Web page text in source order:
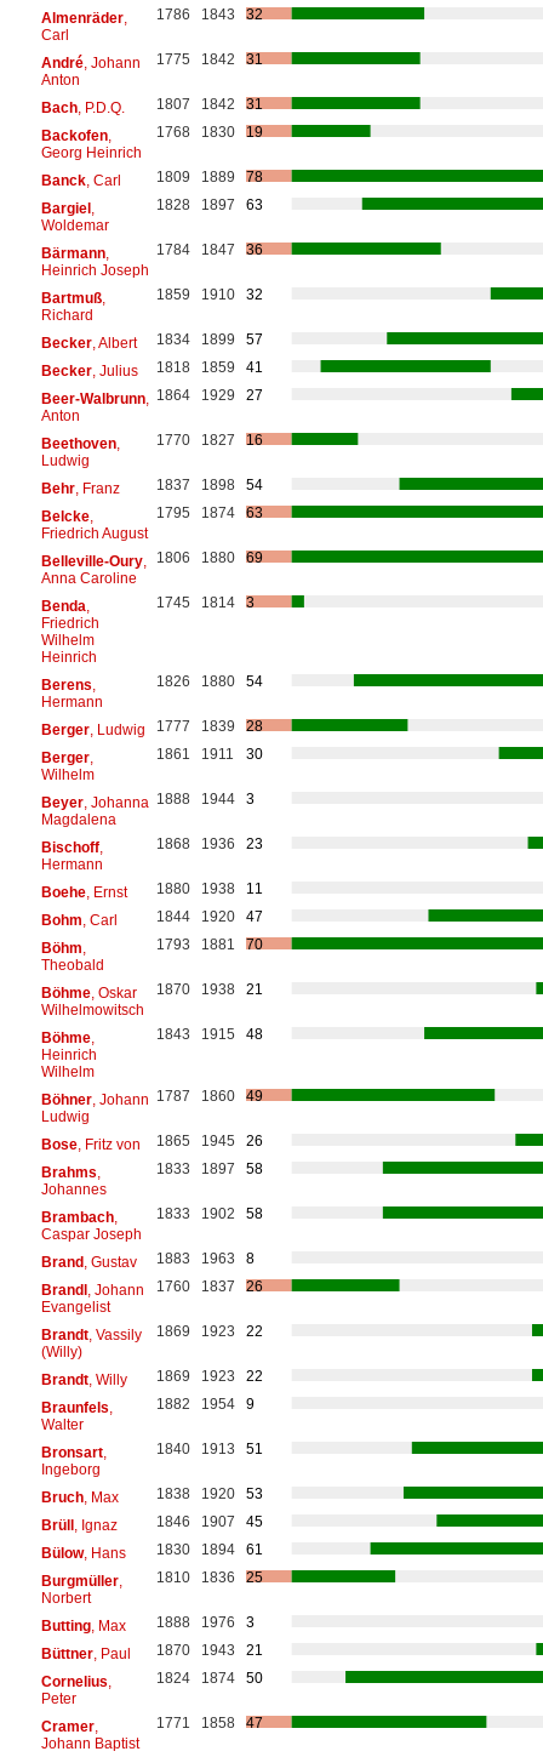
Almenräder,
Carl
1786 1843 32
André, Johann
Anton
1775 1842 31
Bach, P.D.Q. 1807 1842
31
Backofen,
Georg Heinrich
1768 1830 19
Banck, Carl 1809 1889
78
Bargiel,
Woldemar
1828 1897 63
Bärmann,
Heinrich Joseph
1784 1847 36
Bartmuß,
Richard
1859 1910 32
Becker, Albert 1834 1899
57
Becker, Julius 1818 1859
41
Beer-Walbrunn,
Anton
1864 1929 27
Beethoven,
Ludwig
1770 1827 16
Behr, Franz 1837 1898
54
Belcke,
Friedrich August
1795 1874 63
Belleville-Oury,
Anna Caroline
1806 1880 69
Benda
Friedrich
Wilhelm
Heinrich
1745 1814 3
Berens
Hermann
1826 1880 54
Berger, Ludwig 1777 1839
28
Berger,
Wilhelm
1861 1911 30
Beyer, Johanna
Magdalena
1888 1944 3
Bischoff,
Hermann
1868 1936 23
Boehe, Ernst 1880 1938
11
Bohm , Carl 1844 1920
47
Böhm
Theobald
1793 1881 70
Böhme, Oskar
Wilhelmowitsch
1870 1938 21
Böhme,
Heinrich
Wilhelm
1843 1915 48
Böhner, Johann
Ludwig
1787 1860 49
Bose, Fritz von 1865 1945
26
Brahms
Johannes
1833 1897 58
Brambach,
Caspar Joseph
1833 1902 58
Brand, Gustav 1883 1963
8
Brandl, Johann
Evangelist
1760 1837 26
Brandt, Vassily
(Willy)
1869 1923 22
Brandt, Willy 1869 1923
22
Braunfels
Walter
1882 1954 9
Bronsart,
Ingeborg
1840 1913 51
Bruch, Max 1838 1920
53
Brüll, Ignaz 1846 1907
45
Bülow, Hans 1830 1894
61
Burgmüller,
Norbert
1810 1836 25
Butting, Max 1888 1976
3
Büttner, Paul 1870 1943
21
Cornelius
Peter
1824 1874 50
Cramer,
Johann Baptist
1771 1858 47